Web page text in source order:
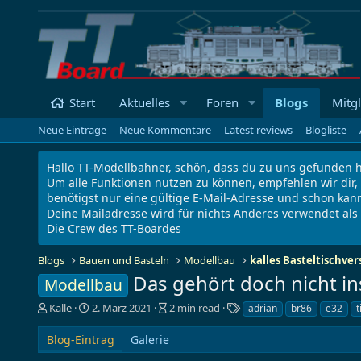
Start Aktuelles Foren Blogs
Neue Einträge Neue Kommentare Latest reviews Blogliste
Hallo TT-Modellbahner, schön, dass du zu uns gefunden
Um alle Funktionen nutzen zu können, empfehlen wir
benötigst nur eine gültige E-Mail-Adresse und schon
Deine Mailadresse wird für nichts Anderes verwendet
Die Crew des TT-Boardes
Blogs Bauen und Basteln Modellbau kalles
Modellbau Das gehört doch nicht
A
t
o
Kalle
E
s
t
2. März 2021
B
g
2 min read
S
c
l
adrian br86 e32
Blog-Eintrag Galerie